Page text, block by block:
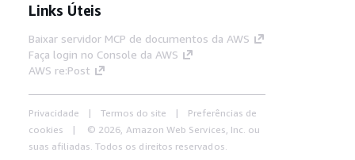
Links Úteis
Baixar servidor MCP de documentos da AWS
Faça login no Console da AWS
AWS re:Post
Privacidade Termos do site
Preferências de
cookies
© 2026, Amazon Web Services, Inc. ou
suas afiliadas. Todos os direitos reservados.